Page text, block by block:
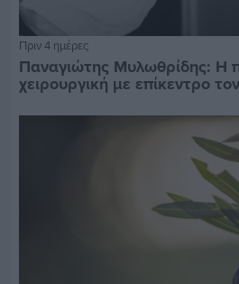
Πριν 4 ημέρες
Παναγιώτης Μυλωθρίδης: Η
χειρουργική με επίκεντρο